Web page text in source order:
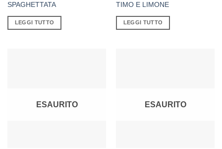
SPAGHETTATA
LEGGI TUTTO
TIMO E LIMONE
LEGGI TUTTO
ESAURITO ESAURITO